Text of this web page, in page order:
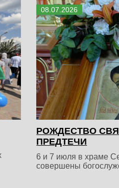
08 .07 2026
РОЖДЕСТВО
ПРЕДТЕЧИ
6 и 7 июля в храме
совершены